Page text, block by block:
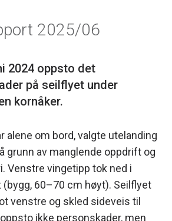
2025/06
2024 oppsto det
på seilflyet under
alene om bord, valgte utelanding
grunn av manglende oppdrift og
Venstre vingetipp tok ned i
(bygg, 60–70 cm høyt). Seilflyet
venstre og skled sideveis til
ikke personskader, men